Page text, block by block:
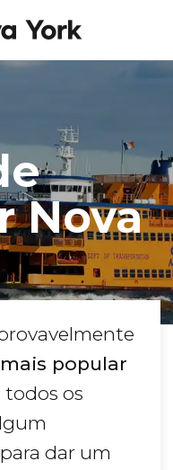
Nova
popular
todos os
dar um